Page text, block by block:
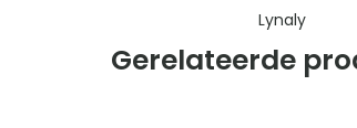
Gerelateerde
Lynaly